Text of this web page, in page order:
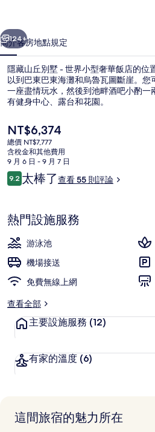
世
界
小
型
華
飯
店
的
相
片
集
個 下一個
124+
簡介客房地點規定
隱藏山丘別墅 - 世界小型奢華飯店的位
以到巴東巴東海灘和烏魯瓦圖斷崖。您
一座盡情玩水，然後到池畔酒吧小酌一
有健身中心、露台和花園。
目
前
的
價
格
是
NT$6,374
總價 NT$7,777
含稅金和其他費用
9 月 6 日 - 9 月 7 日
評
論
9.29.2 分，滿分 10 分，
太棒了查看 55 則評論
熱門設施服務
游泳池
機場接送
免費無線上網
查看全部
主要設施服務 (12)
有家的溫度 (6)
這間旅宿的魅力所在